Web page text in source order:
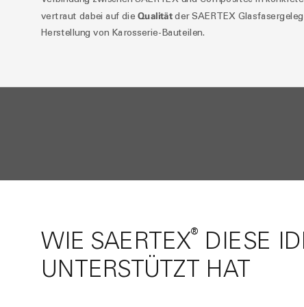
vertraut dabei auf die Qualitätder SAERTEX
Herstellung von Karosserie-Bauteilen.
WIE SAERTEX® DIESE
UNTERSTÜTZT HAT